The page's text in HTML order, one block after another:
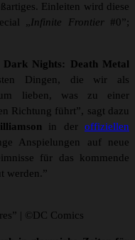
Einleiten wird diese
„ Infinite Frontier#0”;
Dark Nights: Death Metal
Dingen, die wir als
lieben, was zu einer
Richtung führt”, sagt dazu
in deroffiziellen
Anspielungen auf neue
für das kommende
werden.”
| ©DC Comics